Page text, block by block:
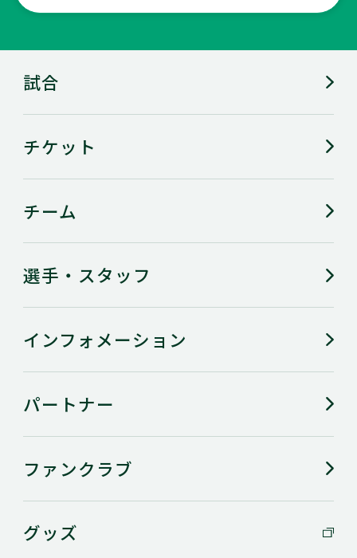
試合
チケット
チーム
選手・スタッフ
インフォメーション
パートナー
ファンクラブ
グッズ